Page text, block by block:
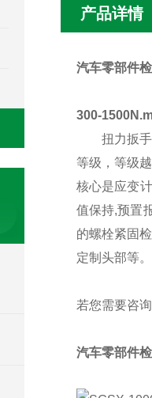
产品详情
汽车零部件
300-
扭力扳手
等级，等级
核心是应变
值保持,预置
的螺栓紧固
定制头部等。
若您需要咨
汽车零部件